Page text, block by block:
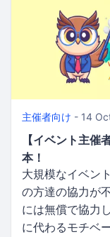
主催者向け - 14
【イベント主催
本！
大規模なイベン
の方達の協力が
には無償で協力
に代わるモチベ